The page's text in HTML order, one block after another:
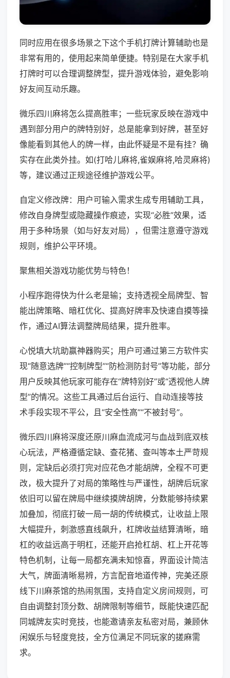
同时应用在很多场景之下这个手机打牌计算辅助也是
非常有用的，使用起来简单便捷。特别是在大家手机
打牌时可以合理调整牌型，提升游戏体验，避免影响
好友间互动乐趣。
微乐四川麻将怎么提高胜率；一些玩家反映在游戏中
遇到部分用户的牌特别好，总是能拿到好牌，甚至好
像能看到其他人的牌一样，由此怀疑是不是有挂？确
实存在此类外挂。如(打哈儿麻将,雀娱麻将,哈灵麻将)
等，建议通过正规途径维护游戏公平。
自定义修改牌：用户可输入需求生成专用辅助工具，
修改自身牌型或隐藏操作痕迹，实现“必胜”效果，适
用于多种场景（如与好友对局），但需注意遵守游戏
规则，维护公平环境。
聚焦相关游戏功能优势与特色！
小程序跑得快为什么老是输；支持透视全局牌型、智
能出牌策略、暗杠优化、提高好牌率及快速自摸等操
作，通过AI算法调整牌局结果，提升胜率。
心悦填大坑助赢神器购买；用户可通过第三方软件实
现“随意选牌”“控制牌型”“防检测防封号”等功能，部分
用户反映其他玩家可能存在“牌特别好”或“透视他人牌
型”的情况。这些工具通过后台运行、自动连接等技
术手段实现不平公，且“安全性高”“不被封号”。
微乐四川麻将深度还原川麻血流成河与血战到底双核
心玩法，严格遵循定缺、查花猪、查叫等本土严苛规
则，定缺后必须打完对应花色才能胡牌，全程不可更
改，极大提升了对局的策略性与严谨性，胡牌后玩家
依旧可以留在牌局中继续摸牌胡牌，分数能够持续累
加叠加，彻底打破一局一胡的传统模式，让收益上限
大幅提升，刺激感直线飙升，杠牌收益结算清晰，暗
杠的收益远高于明杠，还能开启抢杠胡、杠上开花等
特色机制，让每一局都充满未知惊喜，界面设计简洁
大气，牌面清晰易辨，方言配音地道传神，完美还原
线下川麻茶馆的热闹氛围，支持自定义房间规则，可
自由调整封顶分数、胡牌限制等细节，既能快速匹配
同城牌友实时竞技，也能邀请亲友私密对局，兼顾休
闲娱乐与轻度竞技，全方位满足不同玩家的搓麻需
求。